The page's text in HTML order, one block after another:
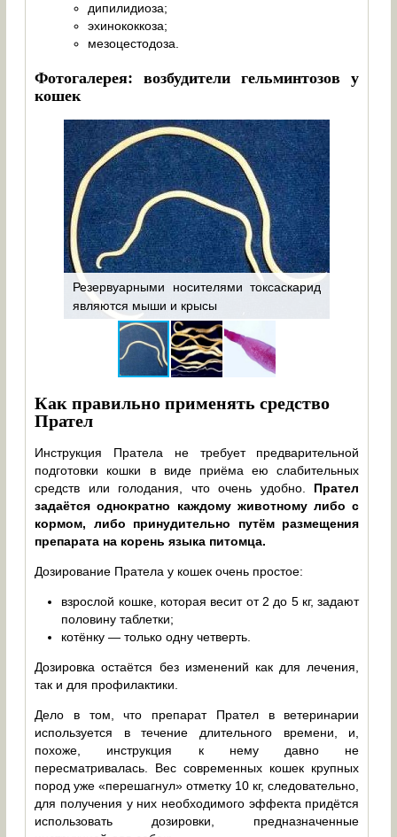
дипилидиоза;
эхинококкоза;
мезоцестодоза.
Фотогалерея: возбудители гельминтозов у
кошек
Резервуарными носителями токсаскарид
являются мыши и крысы
Как правильно применять средство
Прател
Инструкция Пратела не требует предварительной
подготовки кошки в виде приёма ею слабительных
средств или голодания, что очень удобно. Прател
задаётся однократно каждому животному либо с
кормом, либо принудительно путём размещения
препарата на корень языка питомца.
Дозирование Пратела у кошек очень простое:
взрослой кошке, которая весит от 2 до 5 кг, задают
половину таблетки;
котёнку — только одну четверть.
Дозировка остаётся без изменений как для лечения,
так и для профилактики.
Дело в том, что препарат Прател в ветеринарии
используется в течение длительного времени, и,
похоже, инструкция к нему давно не
пересматривалась. Вес современных кошек крупных
пород уже «перешагнул» отметку 10 кг, следовательно,
для получения у них необходимого эффекта придётся
использовать дозировки, предназначенные